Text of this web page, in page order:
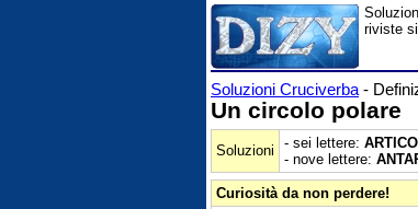
riviste
Soluzioni Cruciverba -
Un circolo polare
Soluzioni - sei lettere: ARTICO
- nove lettere:
Curiosità da non perdere!